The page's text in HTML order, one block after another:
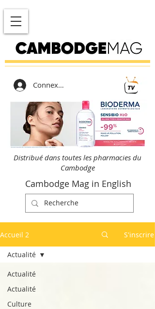
Connexion
Distribué dans toutes les pharmacies du
Cambodge
Cambodge Mag in English
Accueil 2 S'inscrire
Actualité
Actualité
Culture
Actualité